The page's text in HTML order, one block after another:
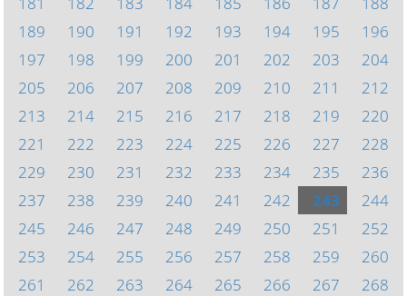
189
190 191 192 193 194 195
196
197
198 199 200 201 202 203
204
205
206 207 208 209 210 211
212
213
214 215 216 217 218 219
220
221
222 223 224 225 226 227
228
229
230 231 232 233 234 235
236
237
238 239 240 241 242 243
244
245
246 247 248 249 250 251
252
253
254 255 256 257 258 259
260
261
262 263 264 265 266 267
268